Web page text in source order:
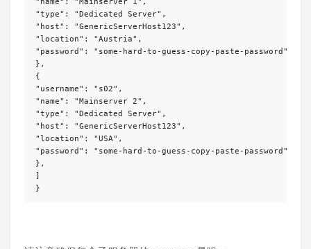
"type": "Dedicated Server",
"host": "GenericServerHost123",
"location": "Austria",
"password": "some-hard-to-guess-copy-paste-password"
},
{
"username": "s02",
"name": "Mainserver 2",
"type": "Dedicated Server",
"host": "GenericServerHost123",
"location": "USA",
"password": "some-hard-to-guess-copy-paste-password"
},
]
}